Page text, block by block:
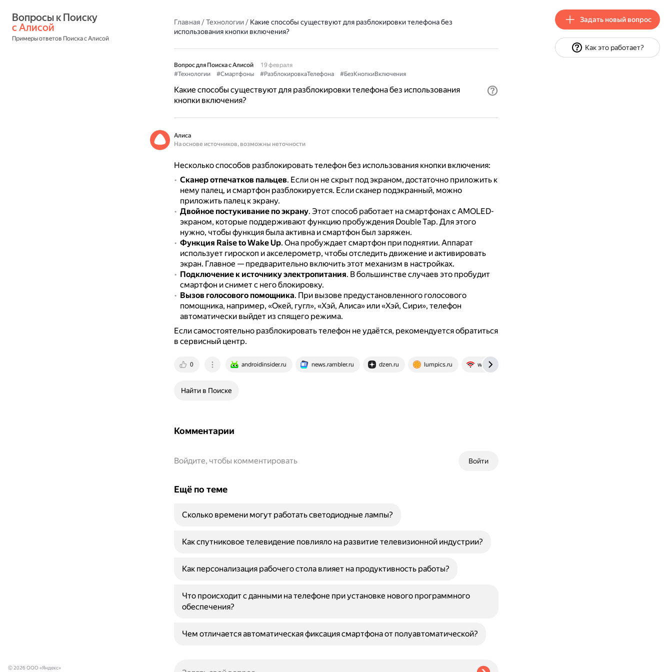
с Алисой
Примеры ответов Поиска с Алисой
Главная/Технологии/ Какие способы существуют для разблокировки телефона без
использования кнопки включения?
Вопрос для Поиска с Алисой
19 февраля
#Технологии
#Смартфоны #РазблокировкаТелефона #БезКнопкиВключения
Какие способы существуют для разблокировки телефона без использования
кнопки включения?
Алиса
На основе источников, возможны неточности
Несколько способов разблокировать телефон без использования кнопки включения:
Сканер отпечатков пальцев. Если он не скрыт под экраном, достаточно приложить к
нему палец, и смартфон разблокируется. Если сканер подэкранный, можно
приложить палец к экрану.
Двойное постукивание по экрану. Этот способ работает на смартфонах с AMOLED-
экраном, которые поддерживают функцию пробуждения Double Tap. Для этого
нужно, чтобы функция была активна и смартфон был заряжен.
Функция Raise to Wake Up. Она пробуждает смартфон при поднятии. Аппарат
использует гироскоп и акселерометр, чтобы отследить движение и активировать
экран. Главное — предварительно включить этот механизм в настройках.
Подключение к источнику электропитания. В большинстве случаев это пробудит
смартфон и снимет с него блокировку.
Вызов голосового помощника. При вызове предустановленного голосового
помощника, например, «Окей, гугл», «Хэй, Алиса» или «Хэй, Сири», телефон
автоматически выйдет из спящего режима.
Если самостоятельно разблокировать телефон не удаётся, рекомендуется обратиться
в сервисный центр.
0 androidinsider.ru news.rambler.ru dzen.ru lumpics.ru wifigid.ru
Найти в Поиске
Комментарии
Войти
Войдите, чтобы комментировать
Ещё по теме
Сколько времени могут работать светодиодные лампы?
Как спутниковое телевидение повлияло на развитие телевизионной индустрии?
Как персонализация рабочего стола влияет на продуктивность работы?
Что происходит с данными на телефоне при установке нового программного
обеспечения?
Чем отличается автоматическая фиксация смартфона от полуавтоматической?
© 2026 ООО «Яндекс»
Задать новый вопрос
Как это работает?